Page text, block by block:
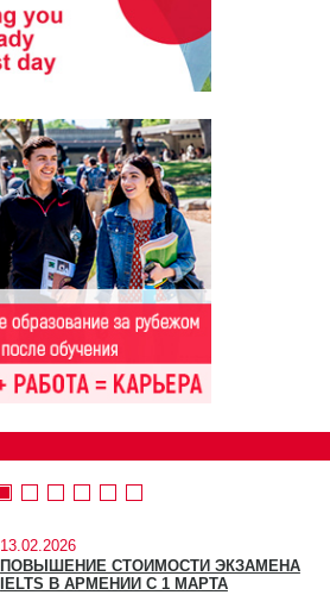
13.02.2026
ПОВЫШЕНИЕ СТОИМОСТИ ЭКЗАМЕНА
IELTS В АРМЕНИИ С 1 МАРТА